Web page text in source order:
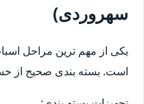
سهروردی)
یکی از مهم ترین مراحل
است. بسته بندی صحیح از